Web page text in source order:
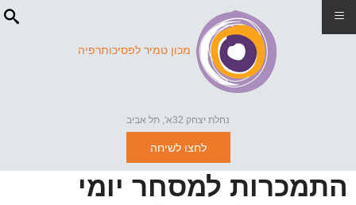
מכון טמיר לפסיכותרפיה
נחלת יצחק 32א', תל אביב
לחצו לשיחה
התמכרות למסחר יומי
≡